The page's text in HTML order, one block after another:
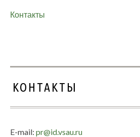
Контакты
КОНТАКТЫ
E-mail: pr@id.vsau.ru